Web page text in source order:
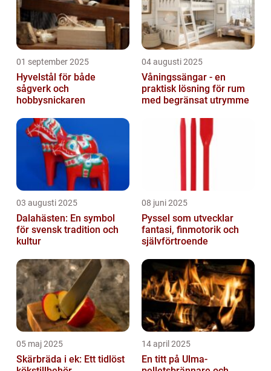
01 september 2025
Hyvelstål för både
sågverk och
hobbysnickaren
04 augusti 2025
Våningssängar - en
praktisk lösning för rum
med begränsat utrymme
03 augusti 2025
Dalahästen: En symbol
för svensk tradition och
kultur
08 juni 2025
Pyssel som utvecklar
fantasi, finmotorik och
självförtroende
05 maj 2025
Skärbräda i ek: Ett tidlöst
14 april 2025
En titt på Ulma-